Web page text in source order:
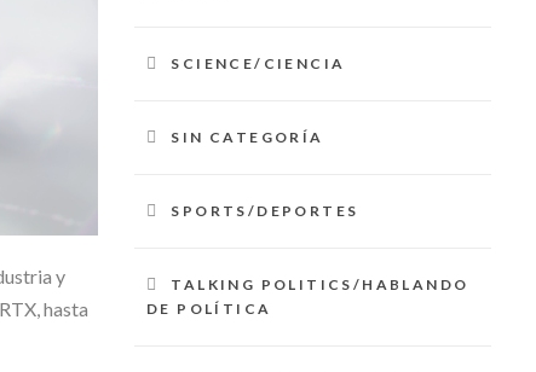
y
hasta
SCIENCE/CIENCIA
SIN CATEGORÍA
SPORTS/DEPORTES
TALKING POLITICS/HABLANDO
DE POLÍTICA